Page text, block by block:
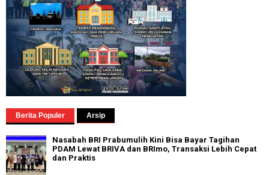
Berita Populer Arsip
Nasabah BRI Prabumulih Kini Bisa Bayar Tagihan
PDAM Lewat BRIVA dan BRImo, Transaksi Lebih Cepat
dan Praktis